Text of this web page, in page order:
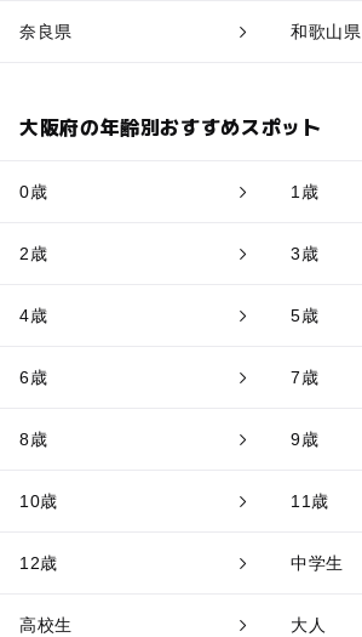
奈良県 和歌山県
大阪府の年齢別おすすめスポット
0歳 1歳
2歳 3歳
4歳 5歳
6歳 7歳
8歳 9歳
10歳 11歳
12歳 中学生
高校生 大人